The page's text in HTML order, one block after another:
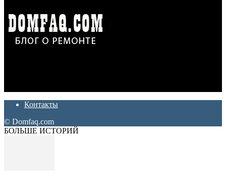
Контакты
© Domfaq.com
БОЛЬШЕ ИСТОРИЙ